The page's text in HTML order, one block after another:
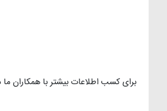
برای کسب اطلاعات بیشتر با همکاران